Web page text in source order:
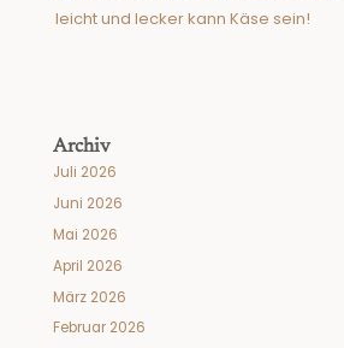
leicht und lecker kann Käse sein!
Archiv
Juli 2026
Juni 2026
Mai 2026
April 2026
März 2026
Februar 2026